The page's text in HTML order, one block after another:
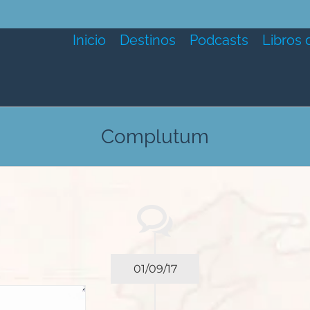
Inicio Destinos Podcasts Libros
Complutum
01/09/17